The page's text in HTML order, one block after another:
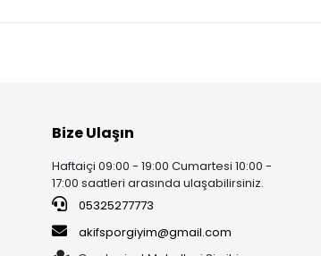
Bize Ulaşın
Haftaiçi 09:00 - 19:00 Cumartesi 10:00 -
17:00 saatleri arasında ulaşabilirsiniz.
05325277773
akifsporgiyim@gmail.com